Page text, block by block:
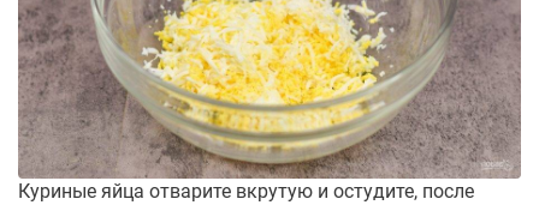
Куриные яйца отварите вкрутую и остудите, после